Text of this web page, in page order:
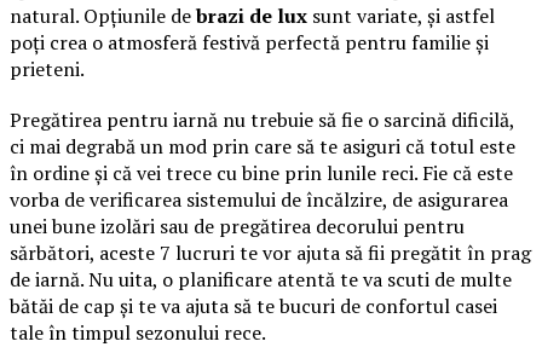
natural. Opțiunile debrazi de lux sunt variate, și astfel
poți crea o atmosferă festivă perfectă pentru familie și
prieteni.
Pregătirea pentru iarnă nu trebuie să fie o sarcină dificilă,
ci mai degrabă un mod prin care să te asiguri că totul este
în ordine și că vei trece cu bine prin lunile reci. Fie că este
vorba de verificarea sistemului de încălzire, de asigurarea
unei bune izolări sau de pregătirea decorului pentru
sărbători, aceste 7 lucruri te vor ajuta să fii pregătit în prag
de iarnă. Nu uita, o planificare atentă te va scuti de multe
bătăi de cap și te va ajuta să te bucuri de confortul casei
tale în timpul sezonului rece.